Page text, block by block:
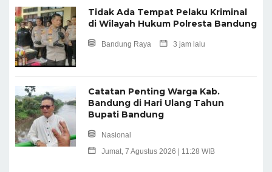
Tidak Ada Tempat Pelaku Kriminal
di Wilayah Hukum Polresta Bandung
Bandung Raya 3 jam lalu
Catatan Penting Warga Kab.
Bandung di Hari Ulang Tahun
Bupati Bandung
Nasional
Jumat, 7 Agustus 2026 | 11:28 WIB